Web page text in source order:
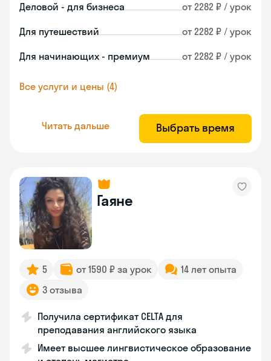
Деловой - для бизнеса от 2282 ₽ / урок
Для путешествий от 2282 ₽ / урок
Для начинающих - премиум от 2282 ₽ / урок
Все услуги и цены (4)
Читать дальше Выбрать время
Гаяне
5 от 1590 ₽ за урок
14 лет опыта
3 отзыва
Получила сертификат CELTA для
преподавания английского языка
Имеет высшее лингвистическое образование